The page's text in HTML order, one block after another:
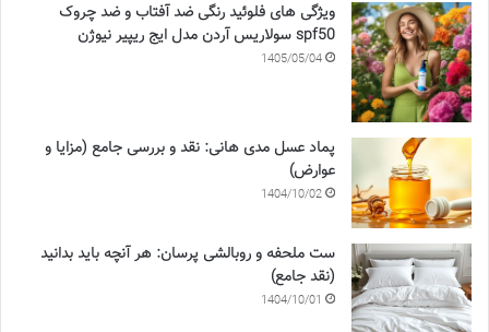
ویژگی های فلوئید رنگی ضد آفتاب و ضد چروک
spf50 سولاریس آردن مدل ایج ریپیر نیوژن
1405/05/04
پماد عسل مدی هانی: نقد و بررسی جامع (مزایا و
عوارض)
1404/10/02
ست ملحفه و روبالشی پرسان: هر آنچه باید بدانید
(نقد جامع)
1404/10/01